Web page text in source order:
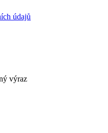
údajů
výraz